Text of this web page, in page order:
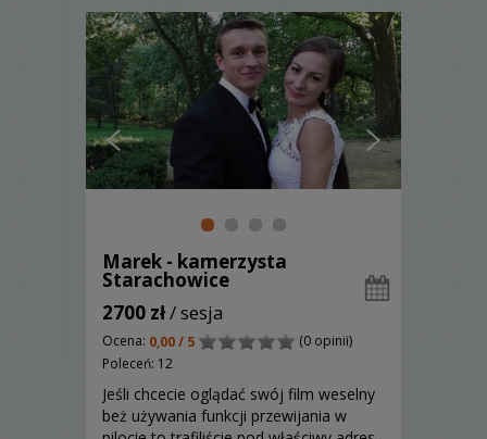
Marek - kamerzysta
Starachowice
2700 zł/ sesja
Ocena: 0,00 / 5
(0 opinii)
Poleceń: 12
Jeśli chcecie oglądać swój film weselny
beż używania funkcji przewijania w